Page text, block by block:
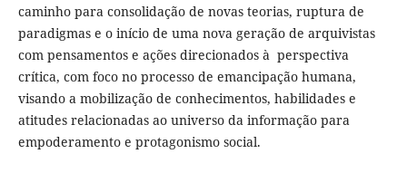
caminho para consolidação de novas teorias, ruptura de
paradigmas e o início de uma nova geração de arquivistas
com pensamentos e ações direcionados à perspectiva
crítica, com foco no processo de emancipação humana,
visando a mobilização de conhecimentos, habilidades e
atitudes relacionadas ao universo da informação para
empoderamento e protagonismo social.